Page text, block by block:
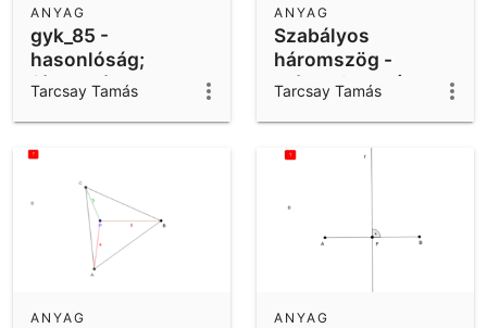
gyk_85 -
hasonlóság;
félszabályos
háromszög;
Pitagorasz-tétel
ANYAG
Tarcsay Tamás
Szabályos
háromszög -
mértani hely (56.)
ANYAG
Tarcsay Tamás
ANYAG ANYAG